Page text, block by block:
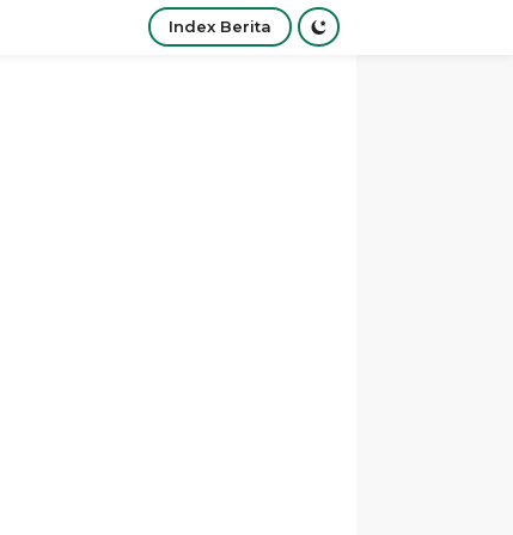
Index Berita